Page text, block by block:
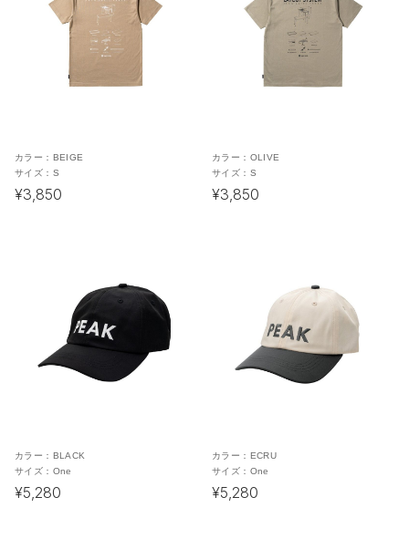
カラー： BEIGE
サイズ： S
¥3,850
カラー： OLIVE
サイズ： S
¥3,850
カラー： BLACK
サイズ： One
¥5,280
カラー： ECRU
サイズ： One
¥5,280